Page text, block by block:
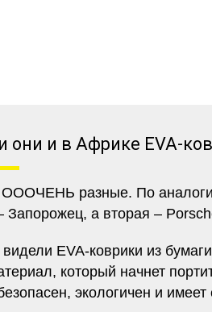
они и в Африке EVA-
разные. По
Запорожец, а вторая –
EVA-коврики из
который начнет
экологичен и